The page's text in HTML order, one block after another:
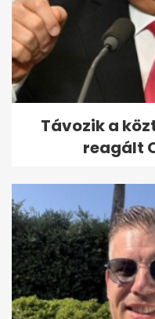
Távozik a
reagált